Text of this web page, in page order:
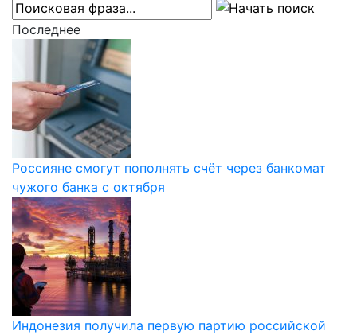
Последнее
Россияне смогут пополнять счёт через банкомат
чужого банка с октября
Индонезия получила первую партию российской